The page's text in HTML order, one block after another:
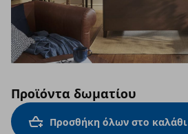
Προϊόντα δωματίου
Προσθήκη όλων στο καλάθι